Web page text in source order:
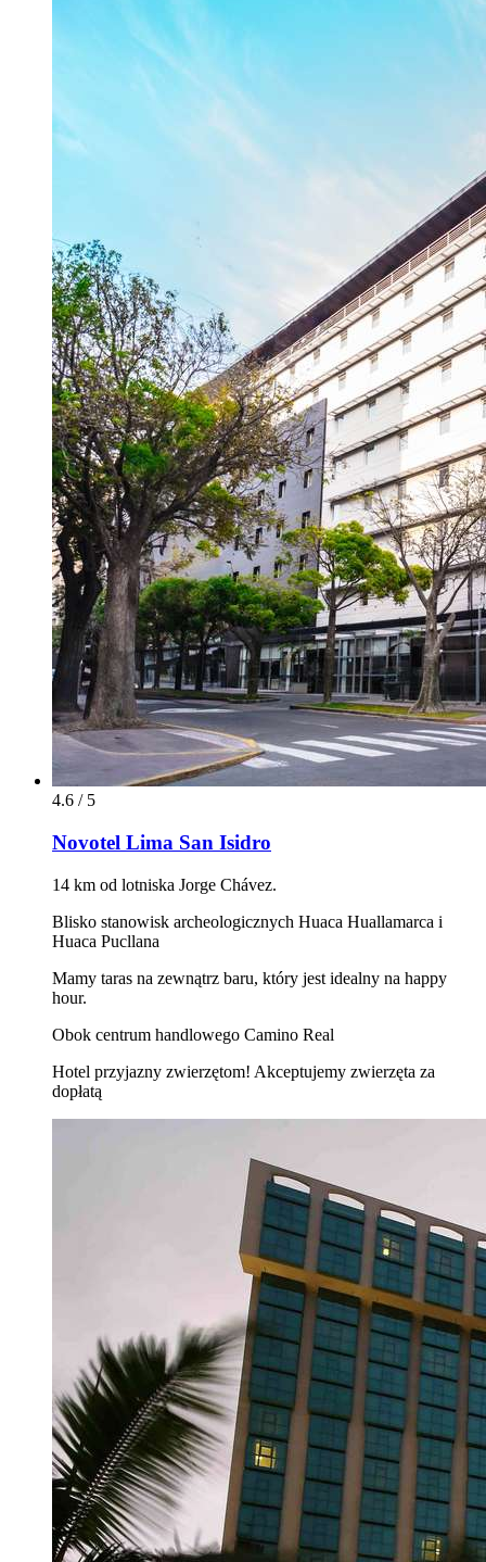
4.6 / 5
Novotel Lima San Isidro
14 km od lotniska Jorge Chávez.
Blisko stanowisk archeologicznych Huaca Huallamarca i
Huaca Pucllana
Mamy taras na zewnątrz baru, który jest idealny na happy
hour.
Obok centrum handlowego Camino Real
Hotel przyjazny zwierzętom! Akceptujemy zwierzęta za
dopłatą